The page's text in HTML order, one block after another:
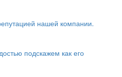
нашей компании.
подскажем как его